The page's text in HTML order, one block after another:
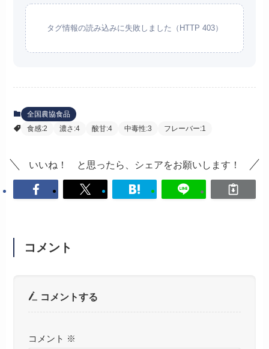
タグ情報の読み込みに失敗しました（HTTP 403）
全国農協食品
食感:2
濃さ:4 酸甘:4 中毒性:3 フレーバー:1
いいね！ と思ったら、シェアをお願いします！
コメント
コメントする
コメント ※